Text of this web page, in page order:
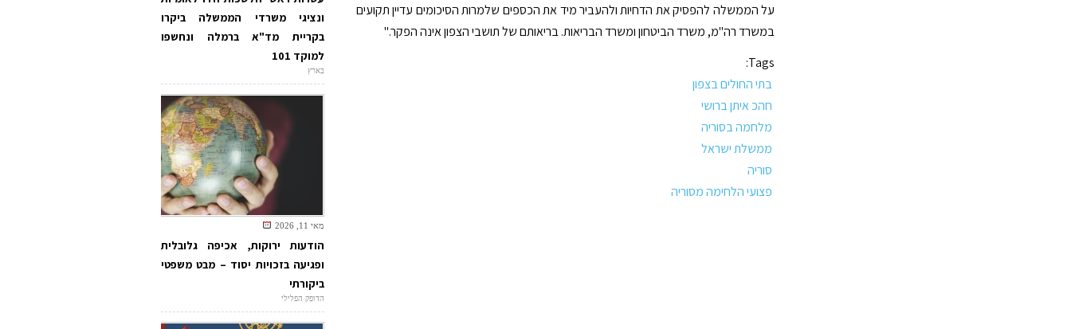
על הממשלה להפסיק את הדחיות ולהעביר מיד את הכספים שלמרות הסיכומים עדיין תקועים
במשרד רה"מ, משרד הביטחון ומשרד הבריאות. בריאותם של תושבי הצפון אינה הפקר."
Tags:
בתי החולים בצפון
חהכ איתן ברושי
מלחמה בסוריה
ממשלת ישראל
סוריה
פצועי הלחימה מסוריה
ונציגי משרדי הממשלה ביקרו
בקריית מד"א ברמלה ונחשפו
למוקד 101
בארץ
מאי 11, 2026
הודעות ירוקות, אכיפה גלובלית
ופגיעה בזכויות יסוד – מבט משפטי
ביקורתי
הדופק הפלילי